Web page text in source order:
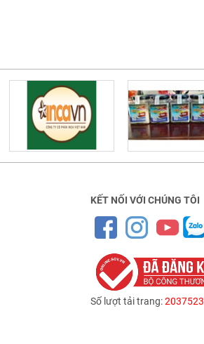
KẾT NỐI VỚI CHÚNG TÔI
Số lượt tải trang:2037523